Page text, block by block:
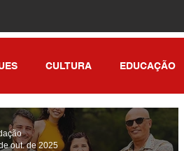
CULTURA EDUCAÇÃO
SAÚDE
out. de 2025